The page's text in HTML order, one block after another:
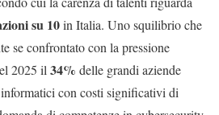
su 10in Italia. Uno squilibrio che
se confrontato con la pressione
2025 il 34% delle grandi aziende
con costi significativi di